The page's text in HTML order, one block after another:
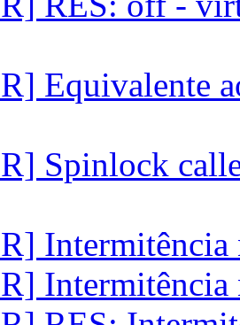
Equivalente
Spinlock
Intermitência
Intermitência